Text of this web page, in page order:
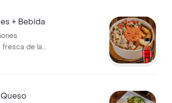
+ Bebida
fresca de la
o